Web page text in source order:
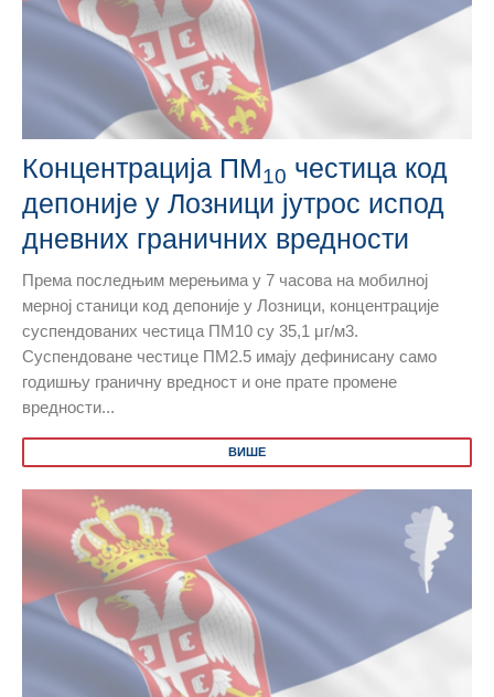
Концентрација ПМ10 честица код
депоније у Лозници јутрос испод
дневних граничних вредности
Према последњим мерењима у 7 часова на мобилној
мерној станици код депоније у Лозници, концентрације
суспендованих честица ПМ10 су 35,1 μг/м3.
Суспендоване честице ПМ2.5 имају дефинисану само
годишњу граничну вредност и оне прате промене
вредности...
ВИШЕ